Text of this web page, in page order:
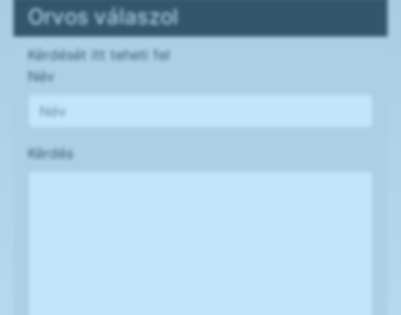
Orvos válaszol
Kérdését itt teheti fel
Név
Kérdés